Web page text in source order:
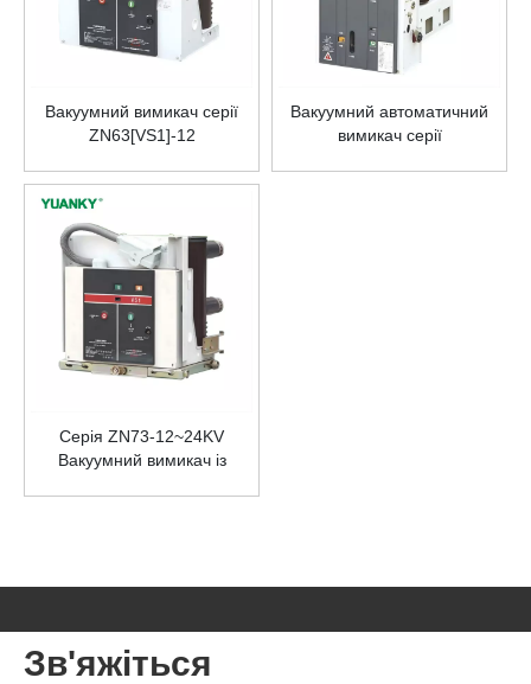
Вакуумний вимикач серії
ZN63[VS1]-12
Вакуумний автоматичний
вимикач серії
Серія ZN73-12~24KV
Вакуумний вимикач із
Зв'яжіться